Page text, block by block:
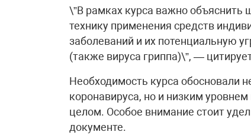
\”В рамках курса важно
технику применения средств
заболеваний и их потенциальную
(также вируса гриппа)\”, —
Необходимость курса обосновали
коронавируса, но и низким
целом. Особое внимание стоит
документе.